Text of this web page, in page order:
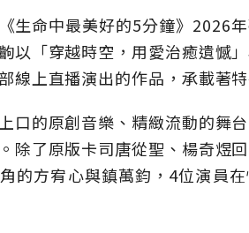
生命中最美好的5分鐘》2026
以「穿越時空，用愛治癒遺憾
線上直播演出的作品，承載著
口的原創音樂、精緻流動的舞
除了原版卡司唐從聖、楊奇煜
的方宥心與鎮萬鈞，4位演員